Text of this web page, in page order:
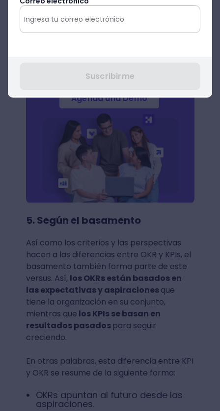
sencillos de alcanzar.
Agenda una Demo
5. Según el basamento
Así como los criterios y las perspectivas
hacen a las diferencias entre OKR y KPIs, el
basamento también forma parte de este
versus. Así, los OKRs están basados en
las expectativas y aspiracionesque
tiene la organización en su conjunto,
mientras que los KPIs se basan en
resultados pasados para seguir
creciendo.
En otras palabras, esta diferencia entre KPI
y OKR se resume de la siguiente forma:
OKRs apuntan al futuro desde las
aspiraciones.
Suscribirme